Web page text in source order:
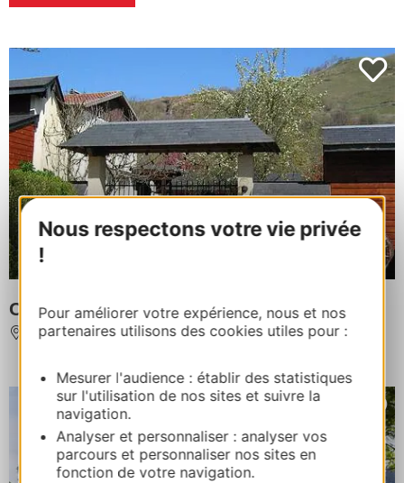
Nous respectons votre vie privée
!
Pour améliorer votre expérience, nous et nos
partenaires utilisons des cookies utiles pour :
Mesurer l'audience : établir des statistiques
sur l'utilisation de nos sites et suivre la
navigation.
Analyser et personnaliser : analyser vos
parcours et personnaliser nos sites en
fonction de votre navigation.
CAMPING "L'ARRAYADE"
GER À 15,5 km de BAGNERES-DE-BIGORRE